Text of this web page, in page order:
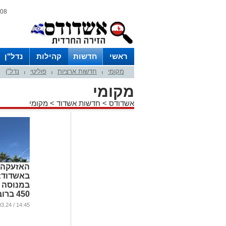
08 אוגוסט 2026 / 19:10
ראשי חדשות קהילות נדל"ן
מקומי חדשות ארציות פוליטי נדל"ן
מקומי
אשדודס > חדשות אשדוד > מקומי
האזעקה
במנוסה
450
(וידאו)
14:45 / 25.03.24